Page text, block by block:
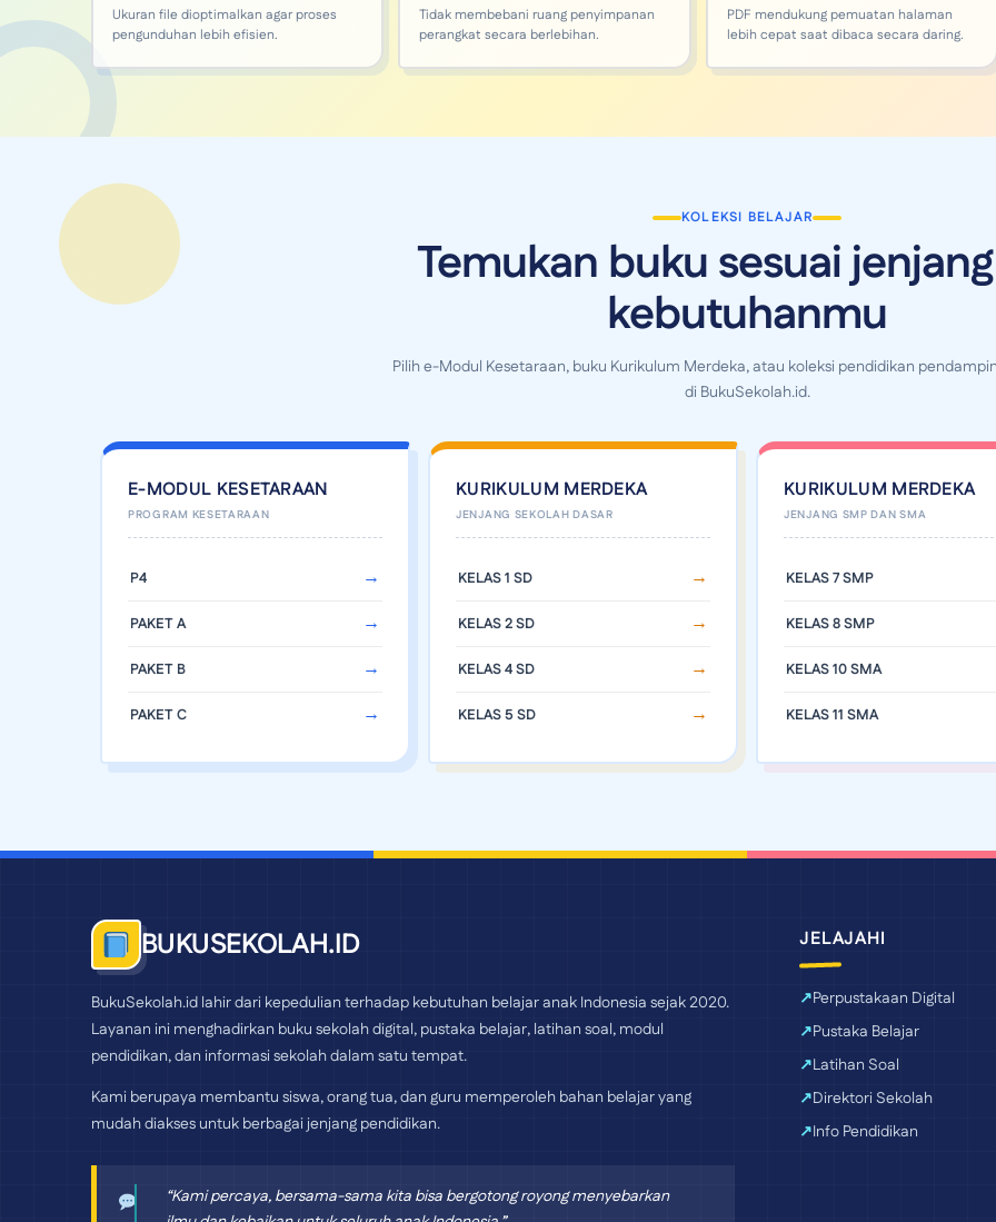
Ukuran file dioptimalkan agar proses
pengunduhan lebih efisien.
Tidak membebani ruang penyimpanan
perangkat secara berlebihan.
PDF mendukung pemuatan halaman
lebih cepat saat dibaca secara daring.
KOLEKSI BELAJAR
Temukan buku sesuai
kebutuhanmu
Pilih e-Modul Kesetaraan, buku Kurikulum Merdeka, atau koleksi pendidikan
di BukuSekolah.id.
E-MODUL KESETARAAN
P4
PAKET A
PAKET B
PAKET C
KURIKULUM MERDEKA
KELAS 1 SD
KELAS 2 SD
KELAS 4 SD
KELAS 5 SD
KURIKULUM MERDEKA
KELAS 7 SMP
KELAS 8 SMP
KELAS 10 SMA
KELAS 11 SMA
BUKUSEKOLAH.ID
BukuSekolah.id lahir dari kepedulian terhadap kebutuhan belajar anak Indonesia sejak 2020.
Layanan ini menghadirkan buku sekolah digital, pustaka belajar, latihan soal, modul
pendidikan, dan informasi sekolah dalam satu tempat.
Kami berupaya membantu siswa, orang tua, dan guru memperoleh bahan belajar yang
mudah diakses untuk berbagai jenjang pendidikan.
“Kami percaya, bersama-sama kita bisa bergotong royong menyebarkan
JELAJAHI
Perpustakaan Digital
Pustaka Belajar
Latihan Soal
Direktori Sekolah
Info Pendidikan